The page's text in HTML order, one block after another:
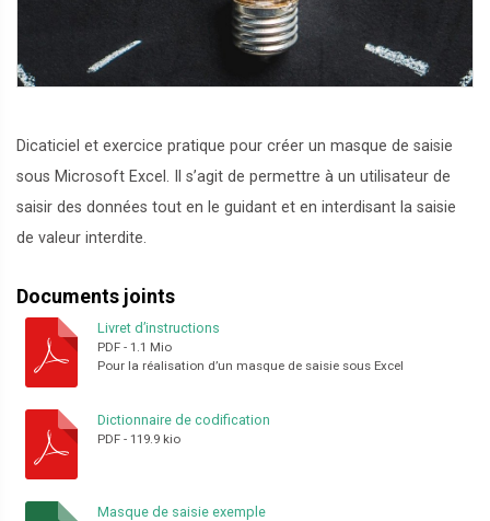
Dicaticiel et exercice pratique pour créer un masque de saisie
sous Microsoft Excel. Il s’agit de permettre à un utilisateur de
saisir des données tout en le guidant et en interdisant la saisie
de valeur interdite.
Documents joints
Livret d’instructions
PDF - 1.1 Mio
Pour la réalisation d’un masque de saisie sous Excel
Dictionnaire de codification
PDF - 119.9 kio
Masque de saisie exemple